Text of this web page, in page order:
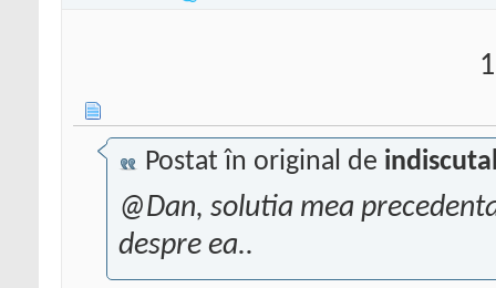
Postat în original de
@Dan, solutia mea
despre ea..